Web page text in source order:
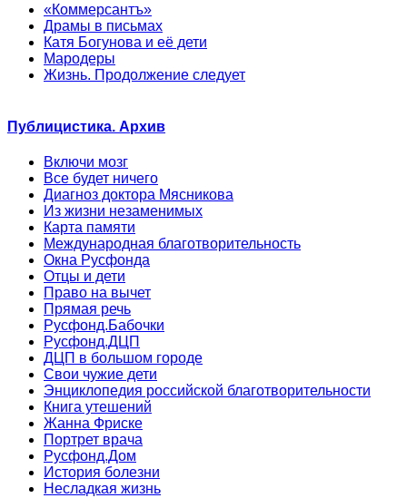
«Коммерсантъ»
Драмы в письмах
Катя Богунова и её дети
Мародеры
Жизнь. Продолжение следует
Публицистика. Архив
Включи мозг
Все будет ничего
Диагноз доктора Мясникова
Из жизни незаменимых
Карта памяти
Международная благотворительность
Окна Русфонда
Отцы и дети
Право на вычет
Прямая речь
Русфонд.Бабочки
Русфонд.ДЦП
ДЦП в большом городе
Свои чужие дети
Энциклопедия российской благотворительности
Книга утешений
Жанна Фриске
Портрет врача
Русфонд.Дом
История болезни
Несладкая жизнь